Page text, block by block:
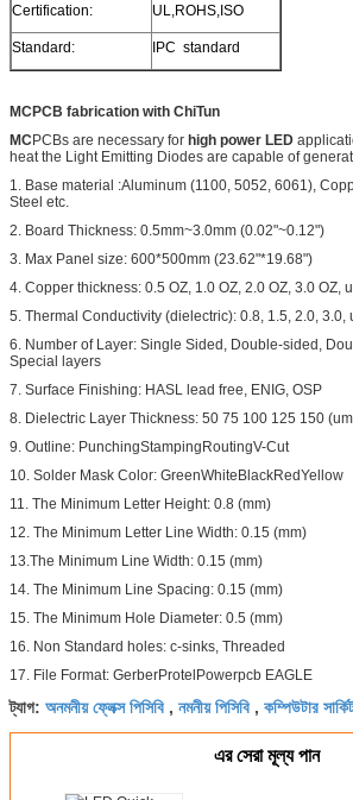
Certification: UL,ROHS,ISO
Standard: IPC standard
MCPCB fabrication with ChiTun
MCPCBs are necessary for high power LED
heat the Light Emitting Diodes are capable of
1. Base material :Aluminum (1100, 5052, 6061),
Steel etc.
2. Board Thickness: 0.5mm~3.0mm (0.02"~0.12")
3. Max Panel size: 600*500mm (23.62"*19.68")
4. Copper thickness: 0.5 OZ, 1.0 OZ, 2.0 OZ, 3.0 OZ,
5. Thermal Conductivity (dielectric): 0.8, 1.5, 2.0, 3.0,
6. Number of Layer: Single Sided, Double-sided,
Special layers
7. Surface Finishing: HASL lead free, ENIG, OSP
8. Dielectric Layer Thickness: 50 75 100 125 150
9. Outline: PunchingStampingRoutingV-Cut
10. Solder Mask Color: GreenWhiteBlackRedYellow
11. The Minimum Letter Height: 0.8 (mm)
12. The Minimum Letter Line Width: 0.15 (mm)
13.The Minimum Line Width: 0.15 (mm)
14. The Minimum Line Spacing: 0.15 (mm)
15. The Minimum Hole Diameter: 0.5 (mm)
16. Non Standard holes: c-sinks, Threaded
17. File Format: GerberProtelPowerpcb EAGLE
ট্যাগ: অনমনীয় ফ্লেক্স পিসিবি , নমনীয় পিসিবি , কম্পিউটার
এর সেরা মূল্য পান